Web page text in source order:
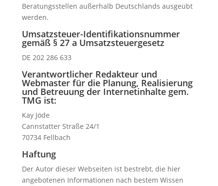
Beratungsstellen außerhalb Deutschlands ausgeübt
werden.
Umsatzsteuer-Identifikationsnummer
gemäß § 27 a Umsatzsteuergesetz
DE 202 286 633
Verantwortlicher Redakteur und
Webmaster für die Planung, Realisierung
und Betreuung der Internetinhalte gem.
TMG ist:
Kay Jöde
Cannstatter Straße 24/1
70734 Fellbach
Haftung
Der Autor dieser Webseiten ist bestrebt, die hier
angebotenen Informationen nach bestem Wissen